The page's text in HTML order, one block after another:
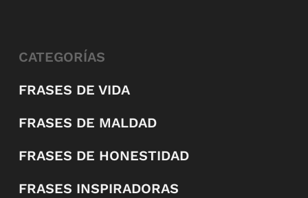
CATEGORÍAS
FRASES DE VIDA
FRASES DE MALDAD
FRASES DE HONESTIDAD
FRASES INSPIRADORAS